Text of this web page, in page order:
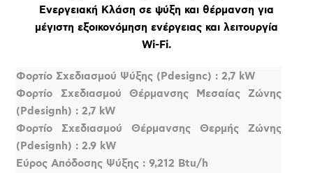
Ενεργειακή Κλάση σε ψύξη και θέρμανση για
μέγιστη εξοικονόμηση ενέργειας και λειτουργία
Wi-Fi.
Φορτίο Σχεδιασμού Ψύξης (Pdesignc) : 2,7 kW
Φορτίο Σχεδιασμού Θέρμανσης Μεσαίας Ζώνης
(Pdesignh) : 2,7 kW
Φορτίο Σχεδιασμού Θέρμανσης Θερμής Ζώνης
(Pdesignh) : 2.9 kW
Εύρος Απόδοσης Ψύξης : 9,212 Btu/h